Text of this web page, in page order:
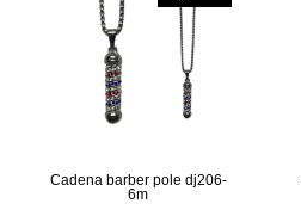
Cadena barber pole dj206-
6m